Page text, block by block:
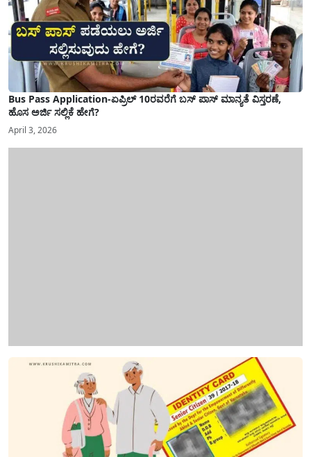
Bus Pass Application-ಏಪ್ರಿಲ್ 10ರವರೆಗೆ ಬಸ್ ಪಾಸ್ ಮಾನ್ಯತೆ ವಿಸ್ತರಣೆ,
ಹೊಸ ಅರ್ಜಿ ಸಲ್ಲಿಕೆ ಹೇಗೆ?
April 3, 2026